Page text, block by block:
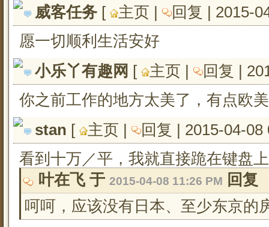
威客任务 [ 主页 | 回复 | 2015-
愿一切顺利生活安好
小乐丫有趣网 [ 主页 | 回复 |
你之前工作的地方太美了，有点欧
stan [ 主页 | 回复 | 2015-04-08
看到十万／平，我就直接跪在键盘
叶在飞 于 2015-04-08 11:26 PM
回复
呵呵，应该没有日本、至少东京的